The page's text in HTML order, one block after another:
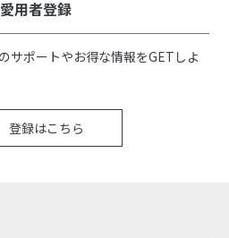
用者登録
サポートやお得な情報をGETしよ
登録はこちら